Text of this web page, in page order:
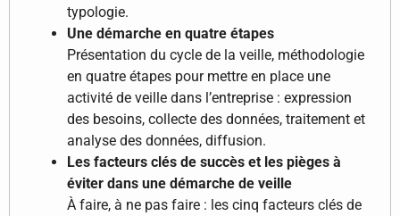
typologie.
Une démarche en quatre étapes
Présentation du cycle de la veille, méthodologie
en quatre étapes pour mettre en place une
activité de veille dans l’entreprise : expression
des besoins, collecte des données, traitement et
analyse des données, diffusion.
Les facteurs clés de succès et les pièges à
éviter dans une démarche de veille
À faire, à ne pas faire : les cinq facteurs clés de